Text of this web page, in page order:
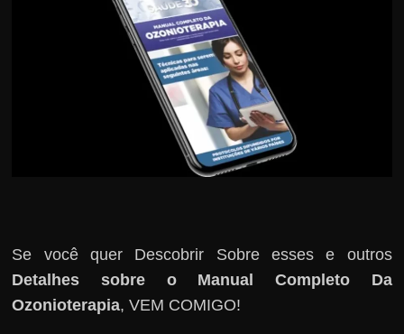
Se você quer Descobrir Sobre esses e outros
Detalhes sobre o Manual Completo Da
Ozonioterapia, VEM COMIGO!